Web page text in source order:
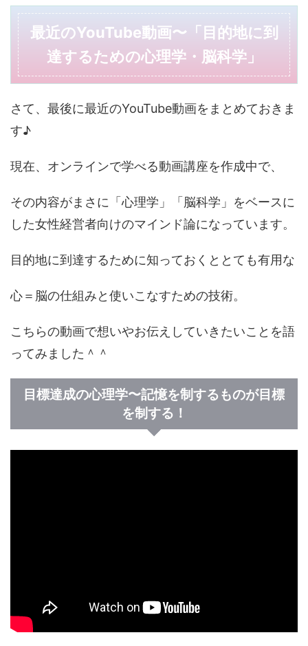
最近のYouTube動画〜「目的地に到
達するための心理学・脳科学」
さて、最後に最近のYouTube動画をまとめておきま
す♪
現在、オンラインで学べる動画講座を作成中で、
その内容がまさに「心理学」「脳科学」をベースに
した女性経営者向けのマインド論になっています。
目的地に到達するために知っておくととても有用な
心＝脳の仕組みと使いこなすための技術。
こちらの動画で想いやお伝えしていきたいことを語
ってみました＾＾
目標達成の心理学〜記憶を制するものが目標
を制する！